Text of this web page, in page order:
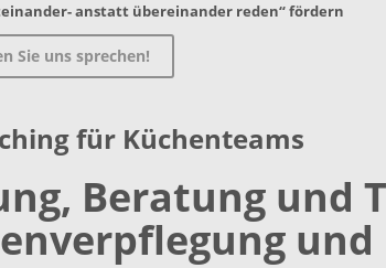
anstatt übereinander reden“ fördern
Sie uns sprechen!
für Küchenteams
Beratung und